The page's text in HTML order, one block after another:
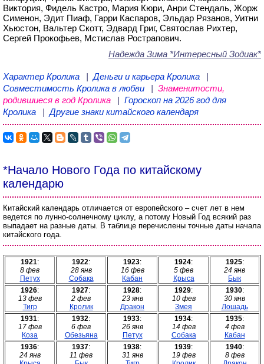
Виктория, Фидель Кастро, Мария Кюри, Анри Стендаль, Жорж
Сименон, Эдит Пиаф, Гарри Каспаров, Эльдар Рязанов, Уитни
Хьюстон, Вальтер Скотт, Эдвард Григ, Святослав Рихтер,
Сергей Прокофьев, Мстислав Рострапович.
Надежда Зима *Интересный Зодиак*
Характер Кролика |Деньги и карьера Кролика
|
Совместимость Кролика в любви
| Знаменитости,
родившиеся в год Кролика
| Гороскоп на 2026 год для
Кролика
|Другие знаки китайского календаря
*Начало Нового Года по китайскому
календарю
Китайский календарь отличается от европейского – счет лет в нем
ведется по лунно-солнечному циклу, а потому Новый Год всякий раз
выпадает на разные даты. В таблице перечислены точные даты начала
китайского года.
1921:
8 фев
Петух
1922:
28 янв
Собака
1923:
16 фев
Кабан
1924:
5 фев
Крыса
1925:
24 янв
Бык
1926:
13 фев
Тигр
1927:
2 фев
Кролик
1928:
23 янв
Дракон
1929:
10 фев
Змея
1930:
30 янв
Лошадь
1931:
17 фев
Коза
1932:
6 фев
Обезьяна
1933:
26 янв
Петух
1934:
14 фев
Собака
1935:
4 фев
Кабан
1936:
24 янв
1937:
11 фев
1938:
31 янв
1939:
19 фев
1940:
8 фев